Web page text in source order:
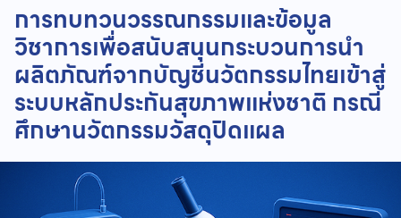
การทบทวนวรรณกรรมและข้อมูล
วิชาการเพื่อสนับสนุนกระบวนการนำ
ผลิตภัณฑ์จากบัญชีนวัตกรรมไทยเข้าสู่
ระบบหลักประกันสุขภาพแห่งชาติ กรณี
ศึกษานวัตกรรมวัสดุปิดแผล